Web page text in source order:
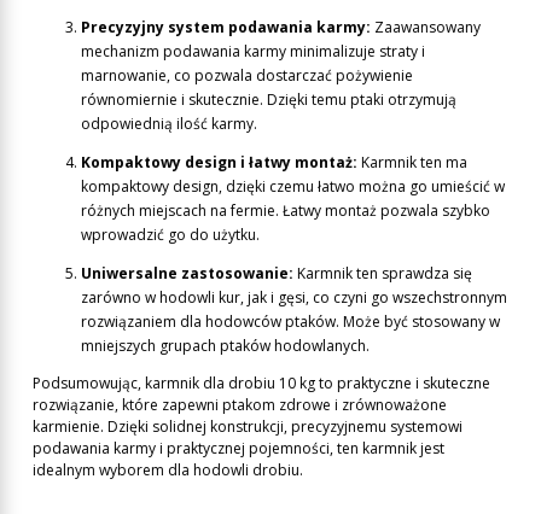
Precyzyjny system podawania karmy: Zaawansowany
mechanizm podawania karmy minimalizuje straty i
marnowanie, co pozwala dostarczać pożywienie
równomiernie i skutecznie. Dzięki temu ptaki otrzymują
odpowiednią ilość karmy.
Kompaktowy design i łatwy montaż: Karmnik ten ma
kompaktowy design, dzięki czemu łatwo można go umieścić w
różnych miejscach na fermie. Łatwy montaż pozwala szybko
wprowadzić go do użytku.
Uniwersalne zastosowanie: Karmnik ten sprawdza się
zarówno w hodowli kur, jak i gęsi, co czyni go wszechstronnym
rozwiązaniem dla hodowców ptaków. Może być stosowany w
mniejszych grupach ptaków hodowlanych.
Podsumowując, karmnik dla drobiu 10 kg to praktyczne i skuteczne
rozwiązanie, które zapewni ptakom zdrowe i zrównoważone
karmienie. Dzięki solidnej konstrukcji, precyzyjnemu systemowi
podawania karmy i praktycznej pojemności, ten karmnik jest
idealnym wyborem dla hodowli drobiu.